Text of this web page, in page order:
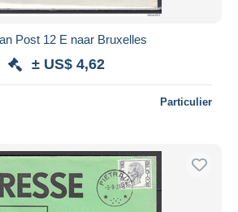
Post 12 E naar Bruxelles
± US$ 4,62
Particulier